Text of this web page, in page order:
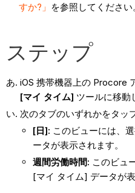
すか?」 を参照してください
ステップ
iOS 携帯機器上の Procore
[マイ タイム] ツールに移動
次のタブのいずれかをタッ
[日]: このビューには、
ータが表示されます。
週間労働時間: このビュ
[マイ タイム] データが表